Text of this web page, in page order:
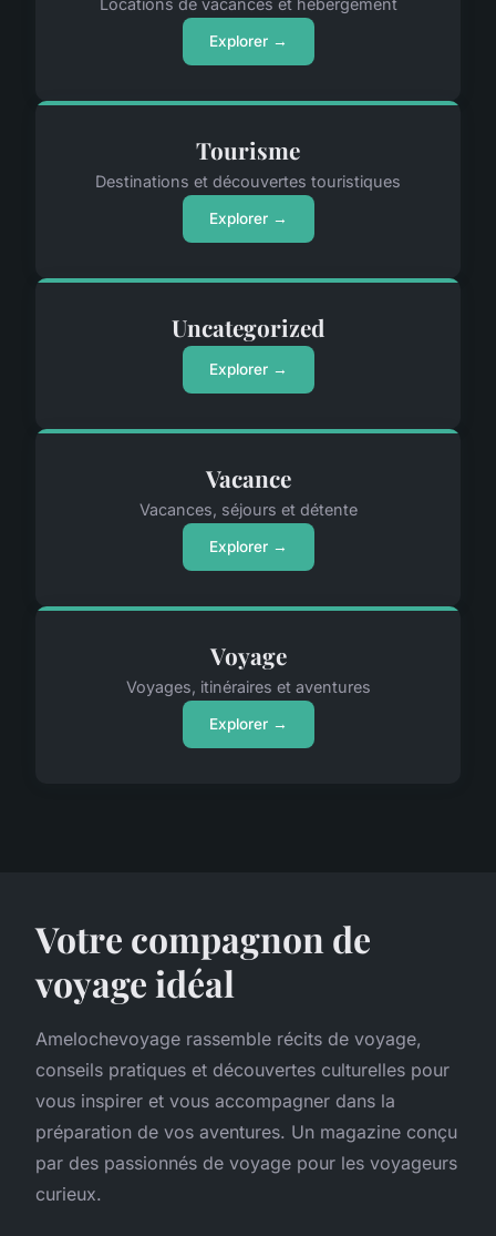
Locations de vacances et hébergement
Explorer →
Tourisme
Destinations et découvertes touristiques
Explorer →
Uncategorized
Explorer →
Vacance
Vacances, séjours et détente
Explorer →
Voyage
Voyages, itinéraires et aventures
Explorer →
Votre compagnon de
voyage idéal
Amelochevoyage rassemble récits de voyage,
conseils pratiques et découvertes culturelles pour
vous inspirer et vous accompagner dans la
préparation de vos aventures. Un magazine conçu
par des passionnés de voyage pour les voyageurs
curieux.